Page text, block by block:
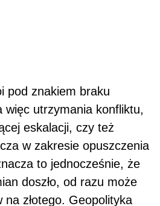
pod znakiem braku
więc utrzymania konfliktu,
eskalacji, czy też
w zakresie opuszczenia
to jednocześnie, że
doszło, od razu może
na złotego. Geopolityka